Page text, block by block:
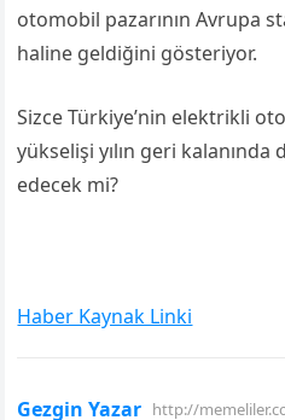
otomobil pazarının Avrupa
haline geldiğini gösteriyor.
Sizce Türkiye’nin elektrikli
yükselişi yılın geri kalanında
edecek mi?
Haber Kaynak Linki
Gezgin Yazar http://